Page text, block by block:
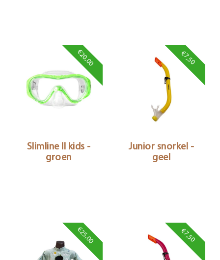
€20,00
Slimline II kids -
groen
€7,50
Junior snorkel -
geel
€25,00 €7,50